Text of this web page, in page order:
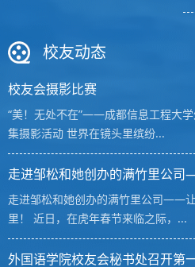
校友动态
校友会摄影比赛
“美！无处不在”——成都信息工程大
集摄影活动 世界在镜头里缤纷...
走进邹松和她创办的满竹里公
走进邹松和她创办的满竹里公司——
里！ 近日，在虎年春节来临之际，...
外国语学院校友会秘书处召开第